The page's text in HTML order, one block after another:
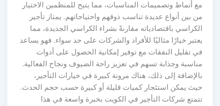
مع أنماط وتصميمات المناسبات، مما يتيح للمنظمين الاختيار
من بين أنواع عديدة تناسب ذوقهم واحتياجاتهم. يمتاز تأجير
الكراسي باقتصادياته مقارنةً بشراء الكراسي الجديدة، مما
يعتبر خيارًا مثاليًا للأفراد والشركات على حد سواء. فهو يساعد
في تقليل النفقات مع توفير إمكانية الحصول على أدوات
مناسبة وجذابة تسهم في تعزيز راحة الضيوف ونجاح الفعالية.
بالإضافة إلى ذلك، هناك مرونة كبيرة في خيارات التأجير،
حيث يمكن استئجار كميات قليلة أو كبيرة حسب حجم الحدث.
تتمتع شركات التأجير في الكويت بخبرة واسعة في هذا